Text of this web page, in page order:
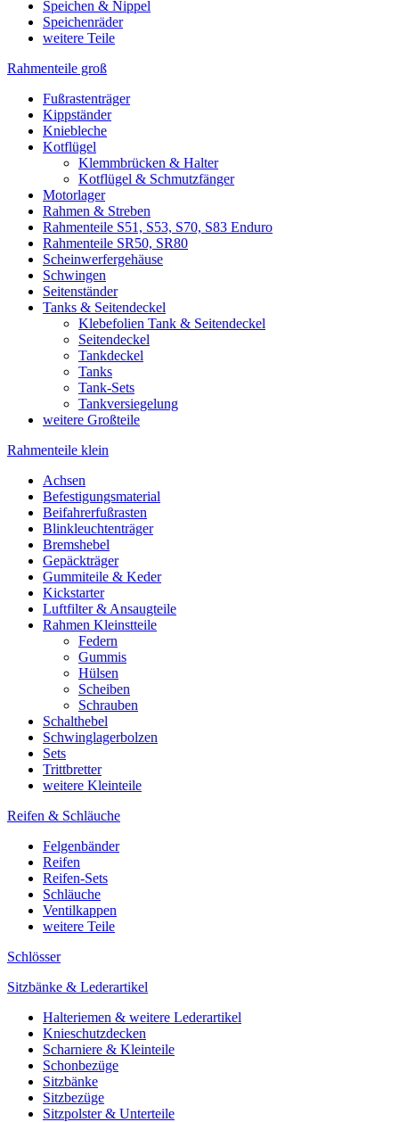
Speichen & Nippel
Speichenräder
weitere Teile
Rahmenteile groß
Fußrastenträger
Kippständer
Kniebleche
Kotflügel
Klemmbrücken & Halter
Kotflügel & Schmutzfänger
Motorlager
Rahmen & Streben
Rahmenteile S51, S53, S70, S83 Enduro
Rahmenteile SR50, SR80
Scheinwerfergehäuse
Schwingen
Seitenständer
Tanks & Seitendeckel
Klebefolien Tank & Seitendeckel
Seitendeckel
Tankdeckel
Tanks
Tank-Sets
Tankversiegelung
weitere Großteile
Rahmenteile klein
Achsen
Befestigungsmaterial
Beifahrerfußrasten
Blinkleuchtenträger
Bremshebel
Gepäckträger
Gummiteile & Keder
Kickstarter
Luftfilter & Ansaugteile
Rahmen Kleinstteile
Federn
Gummis
Hülsen
Scheiben
Schrauben
Schalthebel
Schwinglagerbolzen
Sets
Trittbretter
weitere Kleinteile
Reifen & Schläuche
Felgenbänder
Reifen
Reifen-Sets
Schläuche
Ventilkappen
weitere Teile
Schlösser
Sitzbänke & Lederartikel
Halteriemen & weitere Lederartikel
Knieschutzdecken
Scharniere & Kleinteile
Schonbezüge
Sitzbänke
Sitzbezüge
Sitzpolster & Unterteile